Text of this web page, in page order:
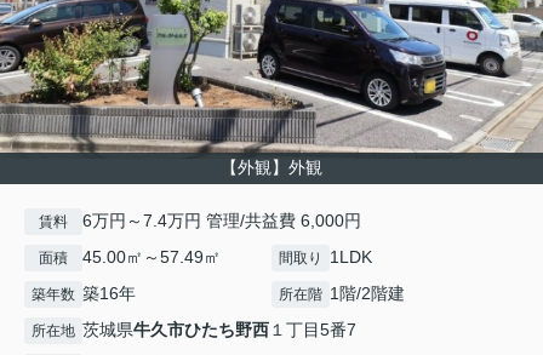
【外観】外観
賃料 6万円～7.4万円 管理/共益費 6,000円
面積 45.00㎡～57.49㎡ 間取り 1LDK
築年数 築16年 所在階 1階/2階建
所在地 茨城県牛久市ひたち野西１丁目5番7